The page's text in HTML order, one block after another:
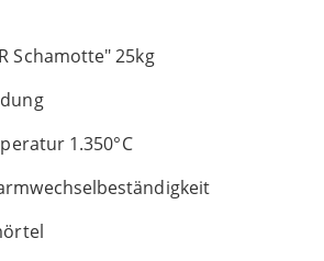
Schamotte" 25kg
1.350°C